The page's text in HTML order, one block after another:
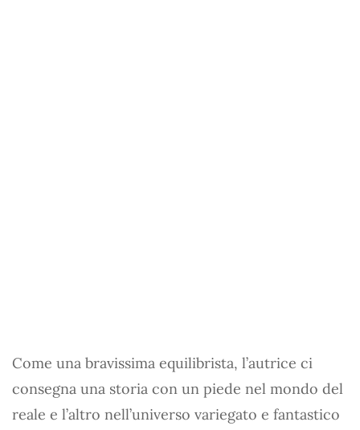
Come una bravissima equilibrista, l’autrice ci
consegna una storia con un piede nel mondo del
reale e l’altro nell’universo variegato e fantastico